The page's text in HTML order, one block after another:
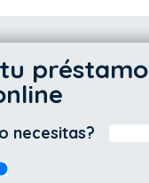
préstamo
necesitas?